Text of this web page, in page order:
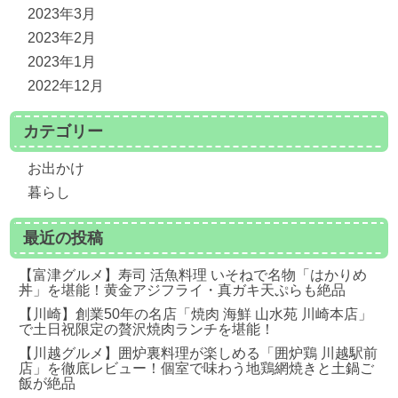
2023年3月
2023年2月
2023年1月
2022年12月
カテゴリー
お出かけ
暮らし
最近の投稿
【富津グルメ】寿司 活魚料理 いそねで名物「はかりめ
丼」を堪能！黄金アジフライ・真ガキ天ぷらも絶品
【川崎】創業50年の名店「焼肉 海鮮 山水苑 川崎本店」
で土日祝限定の贅沢焼肉ランチを堪能！
【川越グルメ】囲炉裏料理が楽しめる「囲炉鶏 川越駅前
店」を徹底レビュー！個室で味わう地鶏網焼きと土鍋ご
飯が絶品